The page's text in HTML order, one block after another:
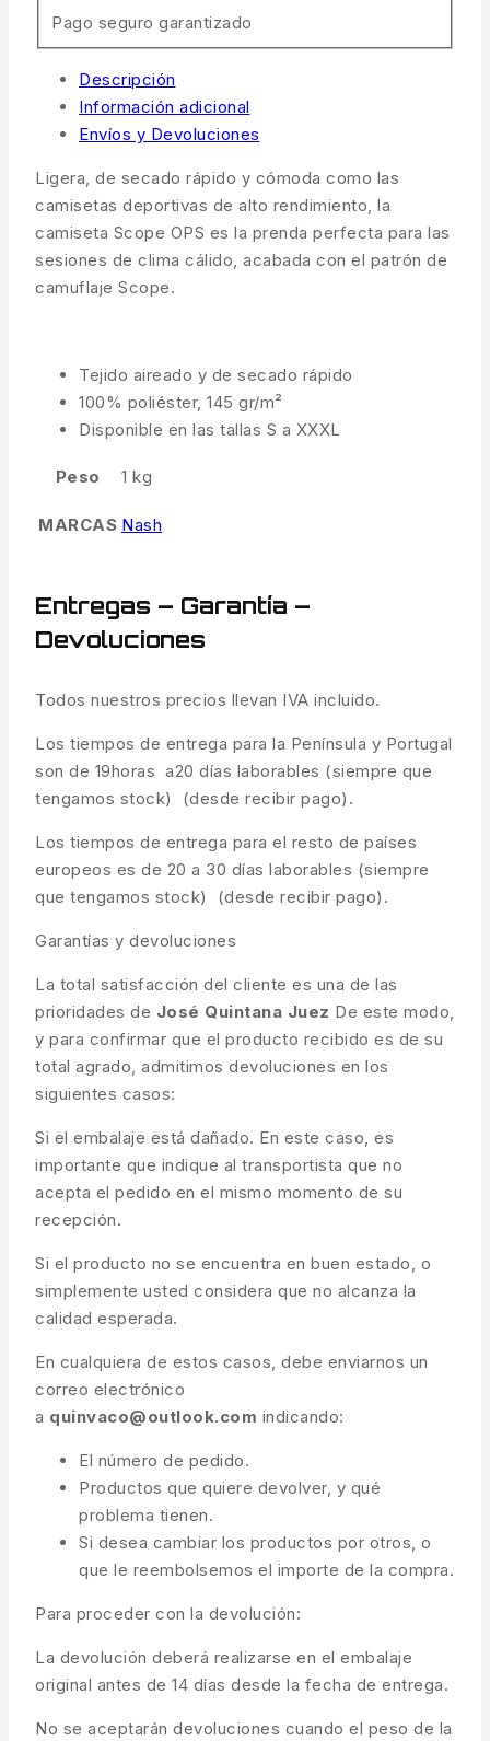
Pago seguro garantizado
Descripción
Información adicional
Envíos y Devoluciones
Ligera, de secado rápido y cómoda como las
camisetas deportivas de alto rendimiento, la
camiseta Scope OPS es la prenda perfecta para las
sesiones de clima cálido, acabada con el patrón de
camuflaje Scope.
Tejido aireado y de secado rápido
100% poliéster, 145 gr/m²
Disponible en las tallas S a XXXL
Peso 1 kg
MARCAS Nash
Entregas – Garantía –
Devoluciones
Todos nuestros precios llevan IVA incluido.
Los tiempos de entrega para la Península y Portugal
son de 19horas a20 días laborables (siempre que
tengamos stock) (desde recibir pago).
Los tiempos de entrega para el resto de países
europeos es de 20 a 30 días laborables (siempre
que tengamos stock) (desde recibir pago).
Garantías y devoluciones
La total satisfacción del cliente es una de las
prioridades de José Quintana Juez De este modo,
y para confirmar que el producto recibido es de su
total agrado, admitimos devoluciones en los
siguientes casos:
Si el embalaje está dañado. En este caso, es
importante que indique al transportista que no
acepta el pedido en el mismo momento de su
recepción.
Si el producto no se encuentra en buen estado, o
simplemente usted considera que no alcanza la
calidad esperada.
En cualquiera de estos casos, debe enviarnos un
correo electrónico
a quinvaco@outlook.com indicando:
El número de pedido.
Productos que quiere devolver, y qué
problema tienen.
Si desea cambiar los productos por otros, o
que le reembolsemos el importe de la compra.
Para proceder con la devolución:
La devolución deberá realizarse en el embalaje
original antes de 14 días desde la fecha de entrega.
No se aceptarán devoluciones cuando el peso de la